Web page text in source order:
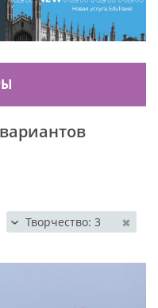
Творчество: 3 ✖